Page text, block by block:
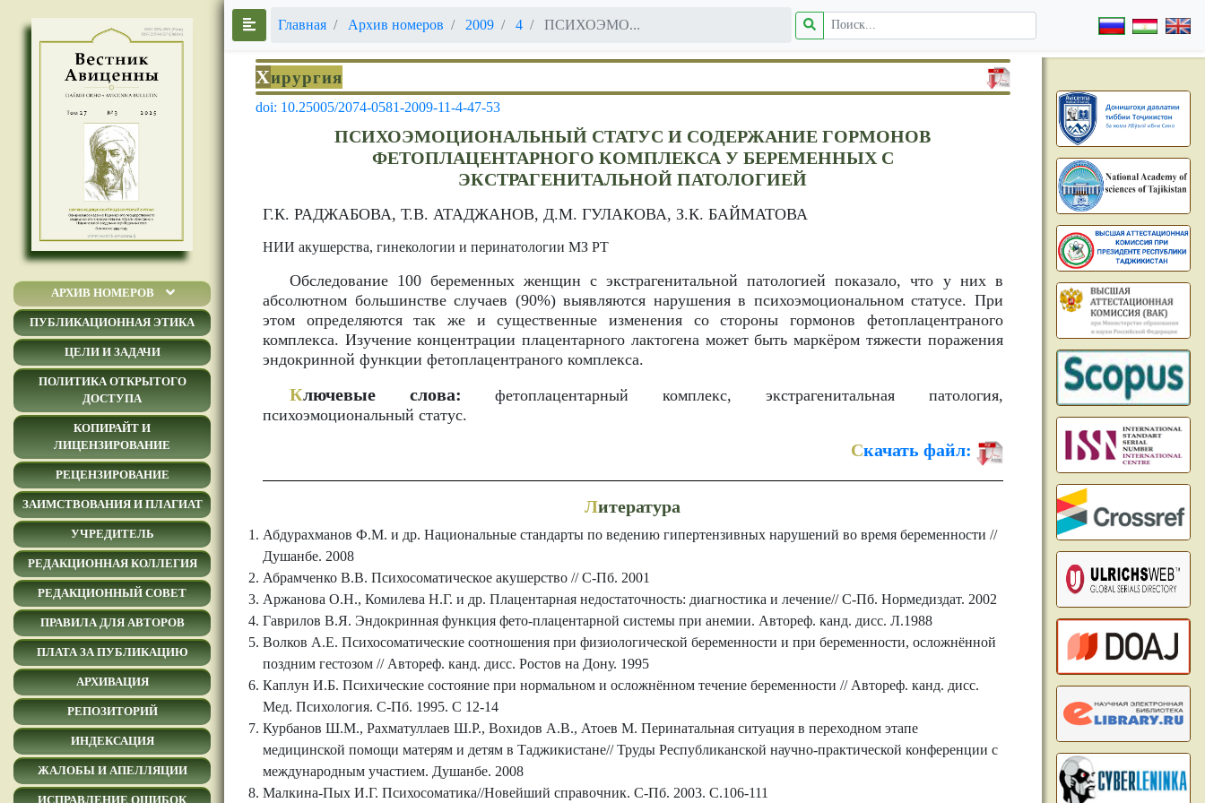
АРХИВ НОМЕРОВ
ПУБЛИКАЦИОННАЯ ЭТИКА
ЦЕЛИ И ЗАДАЧИ
ПОЛИТИКА ОТКРЫТОГО
ДОСТУПА
КОПИРАЙТ И
ЛИЦЕНЗИРОВАНИЕ
РЕЦЕНЗИРОВАНИЕ
ЗАИМСТВОВАНИЯ И ПЛАГИАТ
УЧРЕДИТЕЛЬ
РЕДАКЦИОННАЯ КОЛЛЕГИЯ
РЕДАКЦИОННЫЙ СОВЕТ
ПРАВИЛА ДЛЯ АВТОРОВ
ПЛАТА ЗА ПУБЛИКАЦИЮ
АРХИВАЦИЯ
РЕПОЗИТОРИЙ
ИНДЕКСАЦИЯ
ЖАЛОБЫ И АПЕЛЛЯЦИИ
ИСПРАВЛЕНИЕ ОШИБОК
Главная Архив номеров 2009 4 ПСИХОЭМО...
Хирургия
doi: 10.25005/2074-0581-2009-11-4-47-53
ПСИХОЭМОЦИОНАЛЬНЫЙ СТАТУС И СОДЕРЖАНИЕ ГОРМОНОВ
ФЕТОПЛАЦЕНТАРНОГО КОМПЛЕКСА У БЕРЕМЕННЫХ С
ЭКСТРАГЕНИТАЛЬНОЙ ПАТОЛОГИЕЙ
Г.К. РАДЖАБОВА, Т.В. АТАДЖАНОВ, Д.М. ГУЛАКОВА, З.К. БАЙМАТОВА
НИИ акушерства, гинекологии и перинатологии МЗ РТ
Обследование 100 беременных женщин с экстрагенитальной патологией показало, что у них в
абсолютном большинстве случаев (90%) выявляются нарушения в психоэмоциональном статусе. При
этом определяются так же и существенные изменения со стороны гормонов фетоплацентраного
комплекса. Изучение концентрации плацентарного лактогена может быть маркёром тяжести поражения
эндокринной функции фетоплацентраного комплекса.
Ключевые слова: фетоплацентарный комплекс, экстрагенитальная патология,
психоэмоциональный статус.
Скачать файл:
Литература
Абдурахманов Ф.М. и др. Национальные стандарты по ведению гипертензивных нарушений во время беременности //
Душанбе. 2008
Абрамченко В.В. Психосоматическое акушерство // С-Пб. 2001
Аржанова О.Н., Комилева Н.Г. и др. Плацентарная недостаточность: диагностика и лечение// С-Пб. Нормедиздат. 2002
Гаврилов В.Я. Эндокринная функция фето-плацентарной системы при анемии. Автореф. канд. дисс. Л.1988
Волков А.Е. Психосоматические соотношения при физиологической беременности и при беременности, осложнённой
поздним гестозом // Автореф. канд. дисс. Ростов на Дону. 1995
Каплун И.Б. Психические состояние при нормальном и осложнённом течение беременности // Автореф. канд. дисс.
Мед. Психология. С-Пб. 1995. С 12-14
Курбанов Ш.М., Рахматуллаев Ш.Р., Вохидов А.В., Атоев М. Перинатальная ситуация в переходном этапе
медицинской помощи матерям и детям в Таджикистане// Труды Республиканской научно-практической конференции с
международным участием. Душанбе. 2008
Малкина-Пых И.Г. Психосоматика//Новейший справочник. С-Пб. 2003. С.106-111